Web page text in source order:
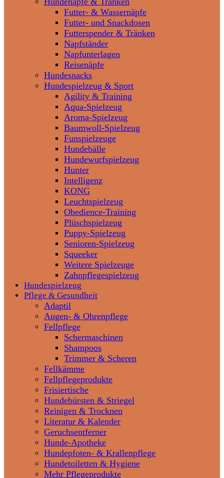
Futter- & Wassernäpfe
Futter- und Snackdosen
Futterspender & Tränken
Napfständer
Napfunterlagen
Reisenäpfe
Hundesnacks
Hundespielzeug & Sport
Agility & Training
Aqua-Spielzeug
Aroma-Spielzeug
Baumwoll-Spielzeug
Funspielzeuge
Hundebälle
Hundewurfspielzeug
Hunter
Intelligenz
KONG
Leuchtspielzeug
Obedience-Training
Plüschspielzeug
Puppy-Spielzeug
Senioren-Spielzeug
Squeeker
Weitere Spielzeuge
Zahnpflegespielzeug
Hundespielzeug
Pflege & Gesundheit
Adaptil
Augen- & Ohrenpflege
Fellpflege
Schermaschinen
Shampoos
Trimmer & Scheren
Fellkämme
Fellpflegeprodukte
Frisiertische
Hundebürsten & Striegel
Reinigen & Trocknen
Literatur & Kalender
Geruchsentferner
Hunde-Apotheke
Hundepfoten- & Krallenpflege
Hundetoiletten & Hygiene
Mehr Pflegeprodukte